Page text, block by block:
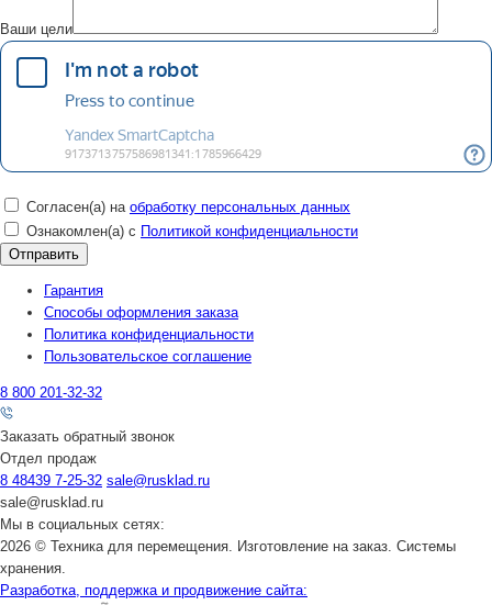
Ваши цели
Согласен(а) на обработку персональных данных
Ознакомлен(а) с Политикой конфиденциальности
Гарантия
Способы оформления заказа
Политика конфиденциальности
Пользовательское соглашение
8 800 201-32-32
Заказать обратный звонок
Отдел продаж
8 48439 7-25-32 sale@rusklad.ru
sale@rusklad.ru
Мы в социальных сетях:
2026 © Техника для перемещения. Изготовление на заказ. Системы
хранения.
Разработка, поддержка и продвижение сайта: